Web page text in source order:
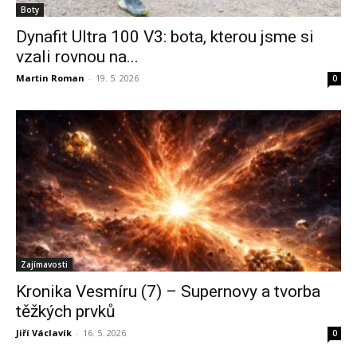
Boty
Dynafit Ultra 100 V3: bota, kterou jsme si
vzali rovnou na...
Martin Roman - 19. 5. 2026 0
Zajímavosti
Kronika Vesmíru (7) – Supernovy a tvorba
těžkých prvků
Jiří Václavík - 16. 5. 2026 0